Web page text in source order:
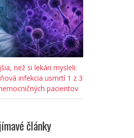
než si lekári mysleli:
infekcia usmrtí 1 z 3
pacientov
články